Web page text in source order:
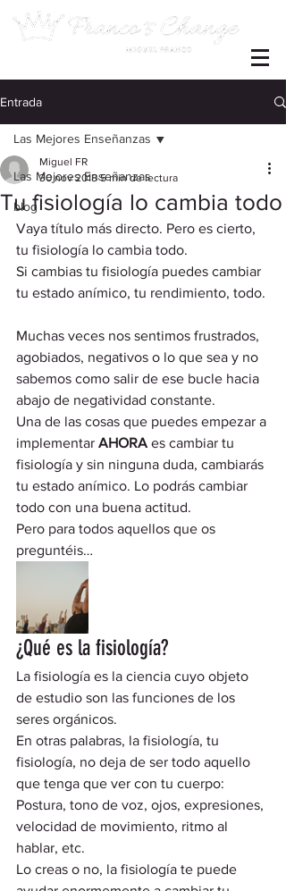
Entrada
Las Mejores Enseñanzas
blog
Las Mejores Enseñanzas
Tu fisiología lo cambia todo
Miguel FR
30 nov 2018 5 min de lectura
Vaya título más directo. Pero es cierto,
tu fisiología lo cambia todo.
Si cambias tu fisiología puedes cambiar
tu estado anímico, tu rendimiento, todo.
Muchas veces nos sentimos frustrados,
agobiados, negativos o lo que sea y no
sabemos como salir de ese bucle hacia
abajo de negatividad constante.
Una de las cosas que puedes empezar a
implementar AHORA es cambiar tu
fisiología y sin ninguna duda, cambiarás
tu estado anímico. Lo podrás cambiar
todo con una buena actitud.
Pero para todos aquellos que os
preguntéis…
¿Qué es la fisiología?
La fisiología es la ciencia cuyo objeto
de estudio son las funciones de los
seres orgánicos.
En otras palabras, la fisiología, tu
fisiología, no deja de ser todo aquello
que tenga que ver con tu cuerpo:
Postura, tono de voz, ojos, expresiones,
velocidad de movimiento, ritmo al
hablar, etc.
Lo creas o no, la fisiología te puede